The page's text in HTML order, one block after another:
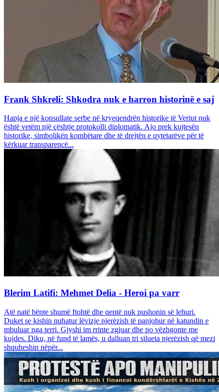
Frank Shkreli: Shkodra nuk e harron historinë e saj
Hapja e një konsullate serbe në kryeqendrën historike të Veriut nuk
është vetëm një çështje protokolli diplomatik. Ajo prek kujtesën
historike, simbolikën kombëtare dhe të drejtën e qytetarëve për të
kërkuar transparencë...
Blerim Latifi: Mehmet Delia - Heroi pa varr
Atë natë bënte shumë ftohtë dhe qentë nuk pushonin së lehuri.
Duket se kishin nuhatur lëvizje njerëzish të panjohur në katundin e
mbuluar nga terri. Gjyshi im rrinte zgjuar dhe po vëzhgonte me
kujdes. Diku, në fund të lamës, u dalluan tri silueta njerëzish që mezi
shquheshin nëpër...